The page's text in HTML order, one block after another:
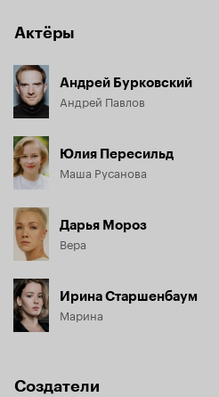
Актёры
Андрей Бурковский
Андрей Павлов
Юлия Пересильд
Маша Русанова
Дарья Мороз
Вера
Ирина Старшенбаум
Марина
Создатели